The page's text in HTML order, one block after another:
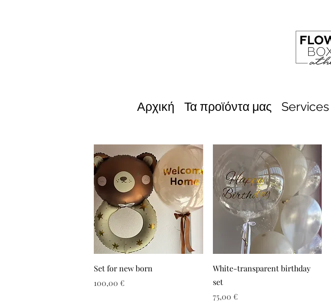
Αρχική Τα προϊόντα μας Services
Set for new born
Τιμή
100,00 €
White-transparent birthday
set
Τιμή
75,00 €